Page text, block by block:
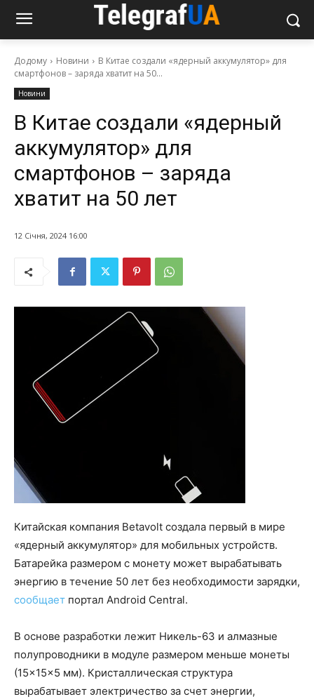
Додому Новини
В Китае создали «ядерный аккумулятор» для
смартфонов – заряда хватит на 50...
Новини
В Китае создали «ядерный
аккумулятор» для
смартфонов – заряда
хватит на 50 лет
12 Січня, 2024 16:00
Китайская компания Betavolt создала первый в мире
«ядерный аккумулятор» для мобильных устройств.
Батарейка размером с монету может вырабатывать
энергию в течение 50 лет без необходимости зарядки,
сообщает портал Android Central.
В основе разработки лежит Никель-63 и алмазные
полупроводники в модуле размером меньше монеты
(15×15×5 мм). Кристаллическая структура
вырабатывает электричество за счет энергии,